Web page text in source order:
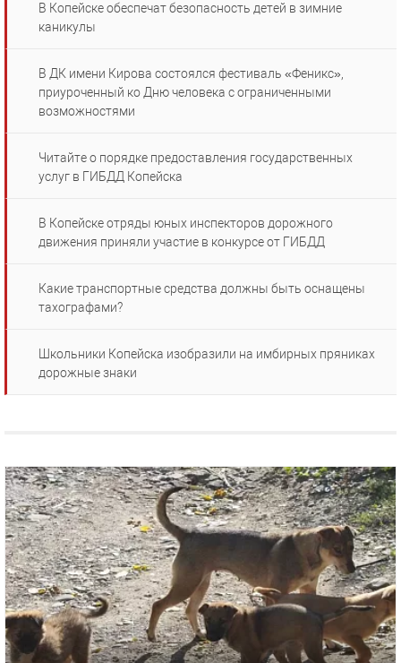
В Копейске обеспечат безопасность детей в зимние
каникулы
В ДК имени Кирова состоялся фестиваль «Феникс»,
приуроченный ко Дню человека с ограниченными
возможностями
Читайте о порядке предоставления государственных
услуг в ГИБДД Копейска
В Копейске отряды юных инспекторов дорожного
движения приняли участие в конкурсе от ГИБДД
Какие транспортные средства должны быть оснащены
тахографами?
Школьники Копейска изобразили на имбирных пряниках
дорожные знаки